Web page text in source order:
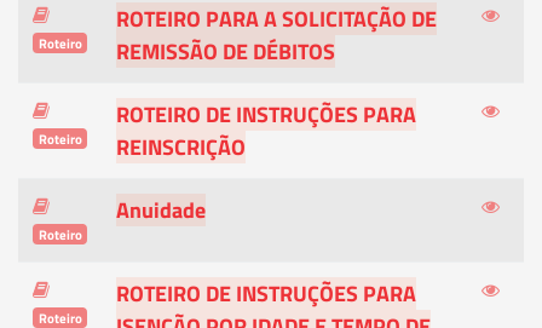
Roteiro
ROTEIRO PARA A SOLICITAÇÃO DE
REMISSÃO DE DÉBITOS
Roteiro
ROTEIRO DE INSTRUÇÕES PARA
REINSCRIÇÃO
Roteiro
Anuidade
Roteiro
ROTEIRO DE INSTRUÇÕES PARA